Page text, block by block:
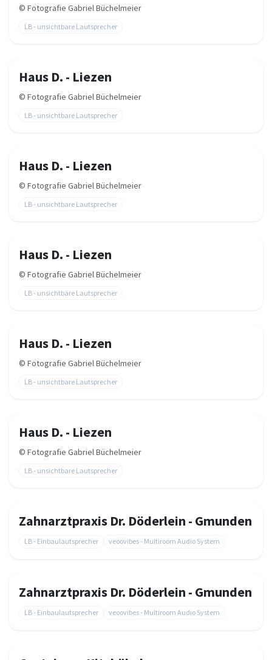
© Fotografie Gabriel Büchelmeier
LB - unsichtbare Lautsprecher
Haus D. - Liezen
© Fotografie Gabriel Büchelmeier
LB - unsichtbare Lautsprecher
Haus D. - Liezen
© Fotografie Gabriel Büchelmeier
LB - unsichtbare Lautsprecher
Haus D. - Liezen
© Fotografie Gabriel Büchelmeier
LB - unsichtbare Lautsprecher
Haus D. - Liezen
© Fotografie Gabriel Büchelmeier
LB - unsichtbare Lautsprecher
Haus D. - Liezen
© Fotografie Gabriel Büchelmeier
LB - unsichtbare Lautsprecher
Zahnarztpraxis Dr. Döderlein - Gmunden
LB - Einbaulautsprecher veoovibes - Multiroom Audio System
Zahnarztpraxis Dr. Döderlein - Gmunden
LB - Einbaulautsprecher veoovibes - Multiroom Audio System